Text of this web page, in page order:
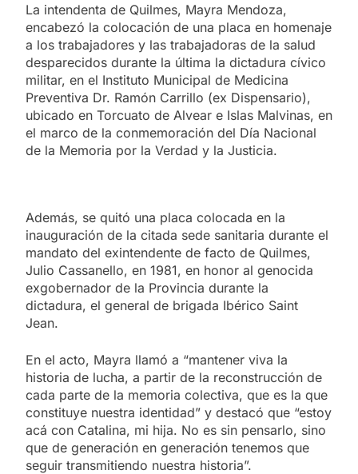
La intendenta de Quilmes, Mayra Mendoza,
encabezó la colocación de una placa en homenaje
a los trabajadores y las trabajadoras de la salud
desparecidos durante la última la dictadura cívico
militar, en el Instituto Municipal de Medicina
Preventiva Dr. Ramón Carrillo (ex Dispensario),
ubicado en Torcuato de Alvear e Islas Malvinas, en
el marco de la conmemoración del Día Nacional
de la Memoria por la Verdad y la Justicia.
Además, se quitó una placa colocada en la
inauguración de la citada sede sanitaria durante el
mandato del exintendente de facto de Quilmes,
Julio Cassanello, en 1981, en honor al genocida
exgobernador de la Provincia durante la
dictadura, el general de brigada Ibérico Saint
Jean.
En el acto, Mayra llamó a “mantener viva la
historia de lucha, a partir de la reconstrucción de
cada parte de la memoria colectiva, que es la que
constituye nuestra identidad” y destacó que “estoy
acá con Catalina, mi hija. No es sin pensarlo, sino
que de generación en generación tenemos que
seguir transmitiendo nuestra historia”.